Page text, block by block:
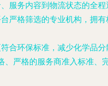
服务内容到物流状态的全
严格筛选的专业机构，拥
合环保标准，减少化学品
严格的服务商准入标准